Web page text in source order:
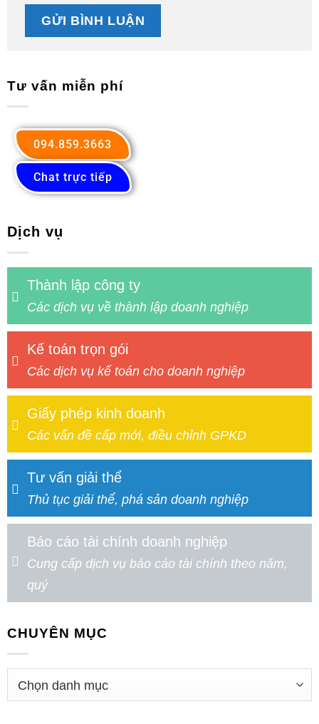
Tư vấn miễn phí
094.859.3663
Chat trực tiếp
Dịch vụ
Thành lập công ty
Các dịch vụ về thành lập doanh nghiệp
Kế toán trọn gói
Các dịch vụ kế toán cho doanh nghiệp
Giấy phép kinh doanh
Các vấn đề cấp mới, điều chỉnh GPKD
Tư vấn giải thể
Thủ tục giải thể, phá sản doanh nghiệp
Báo cáo tài chính doanh nghiệp
Cung cấp dịch vụ báo cáo tài chính theo năm,
quý
CHUYÊN MỤC